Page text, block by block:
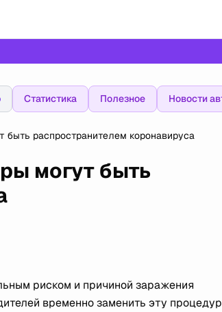
Статистика Полезное Новости
быть распространителем коронавируса
могут быть
риском и причиной заражения
временно заменить эту